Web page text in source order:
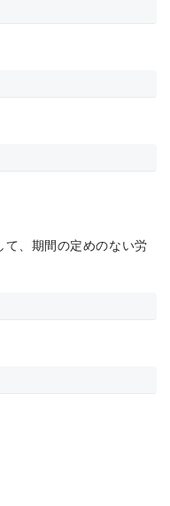
、期間の定めのない労